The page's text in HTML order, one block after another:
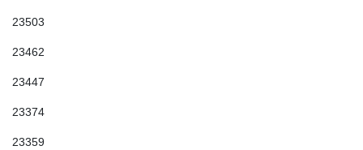
23503
23462
23447
23374
23359